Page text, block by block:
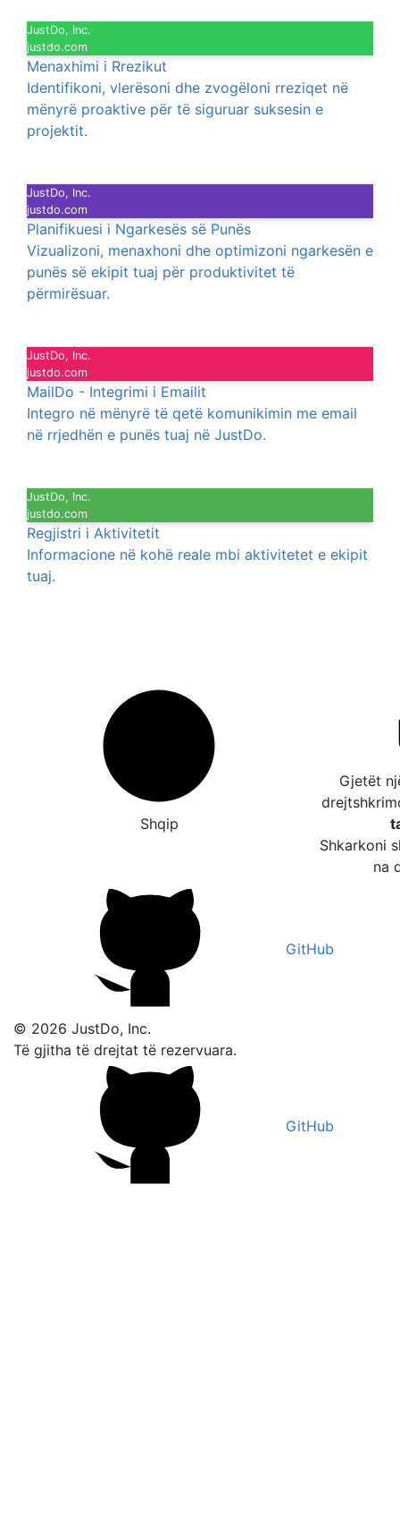
JustDo, Inc.
justdo.com
Menaxhimi i Rrezikut
Identifikoni, vlerësoni dhe zvogëloni rreziqet në
mënyrë proaktive për të siguruar suksesin e
projektit.
JustDo, Inc.
justdo.com
Planifikuesi i Ngarkesës së Punës
Vizualizoni, menaxhoni dhe optimizoni ngarkesën e
punës së ekipit tuaj për produktivitet të
përmirësuar.
JustDo, Inc.
justdo.com
MailDo - Integrimi i Emailit
Integro në mënyrë të qetë komunikimin me email
në rrjedhën e punës tuaj në JustDo.
JustDo, Inc.
justdo.com
Regjistri i Aktivitetit
Informacione në kohë reale mbi aktivitetet e ekipit
tuaj.
Shqip
Gjetët
Shkarkoni
na
GitHub
© 2026 JustDo, Inc.
Të gjitha të drejtat të rezervuara.
GitHub